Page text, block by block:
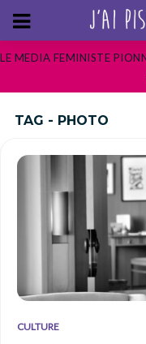
LE MEDIA FEMINISTE
TAG - PHOTO
CULTURE